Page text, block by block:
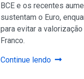
BCE e os recentes
sustentam o Euro,
para evitar a
Franco.
Continue lendo